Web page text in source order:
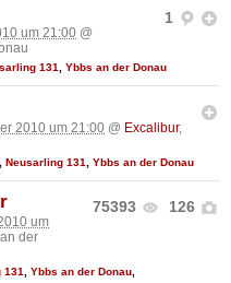
1
um 21:00 @
131 Ybbs an der Donau
2010 um 21:00 @ Excalibur,
Neusarling 131 Ybbs an der Donau
75393 126
um
der
131 Ybbs an der Donau